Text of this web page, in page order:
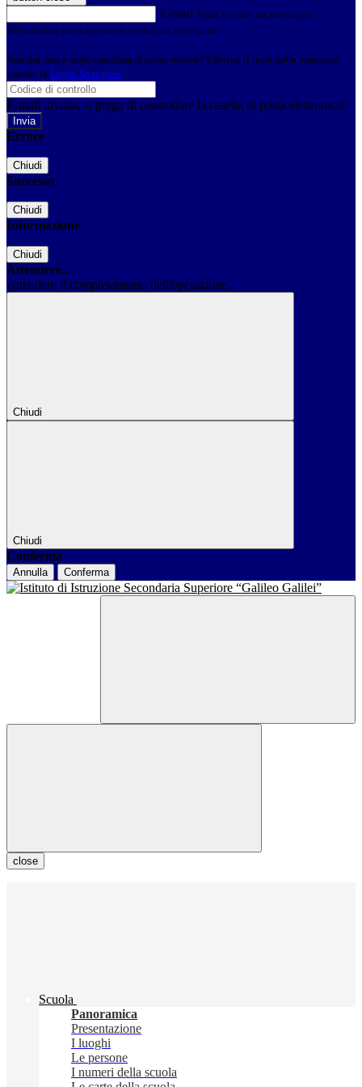
E-mail Verrà inviato un messaggio
all'indirizzo indicato con le istruzioni necessarie.
Non hai una e-mail associata al nome utente? Effettua il reset della password
tramite la Login Spaggiari
E-mail inviata, si prega di controllare la casella di posta elettronica!
Errore
Chiudi
Successo
Chiudi
Informazione
Chiudi
Attendere...
Attendere il completamento dell'operazione...
Chiudi
Chiudi
Conferma
Annulla Conferma
close
Scuola
Panoramica
Presentazione
I luoghi
Le persone
I numeri della scuola